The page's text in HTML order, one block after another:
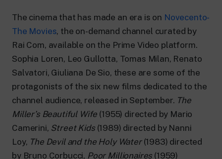
news and updates.
RaiNews
The regional editorial offices of RaiNews.
Rai TgR
Cultural insights on Art, Literature,
History and much more.
The cinema that has made an era is on Novecento-
The Movies, the on-demand channel curated by
Rai Com, available on the Prime Video platform.
Sophia Loren, Leo Gullotta, Tomas Milan, Renato
Salvatori, Giuliana De Sio, these are some of the
protagonists of the six new films dedicated to the
channel audience, released in September. The
Miller’s Beautiful Wife (1955) directed by Mario
Camerini, Street Kids (1989) directed by Nanni
Loy, The Devil and the Holy Water(1983) directed
by Bruno Corbucci, Poor Millionaires (1959)